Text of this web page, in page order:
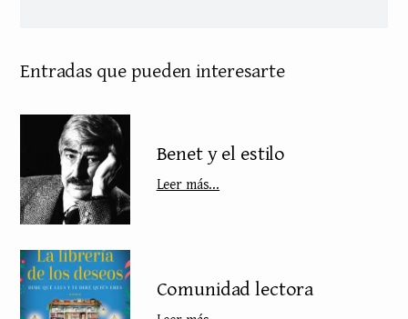
Entradas que pueden interesarte
Benet y el estilo
Leer más...
Comunidad lectora